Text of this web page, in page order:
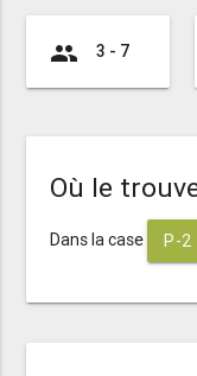
group 3 - 7
Où le
Dans la case P-2